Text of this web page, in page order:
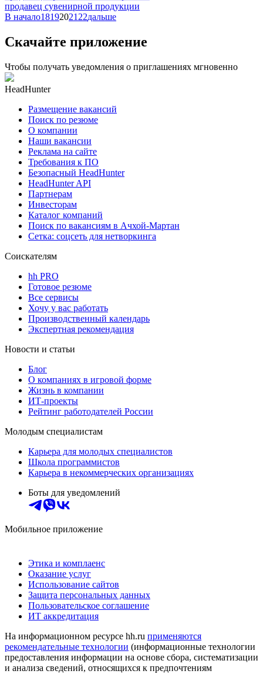
продавец сувенирной продукции
В начало18192021 22дальше
Скачайте приложение
Чтобы получать уведомления о приглашениях мгновенно
HeadHunter
Размещение вакансий
Поиск по резюме
О компании
Наши вакансии
Реклама на сайте
Требования к ПО
Безопасный HeadHunter
HeadHunter API
Партнерам
Инвесторам
Каталог компаний
Поиск по вакансиям в Ачхой-Мартан
Сетка: соцсеть для нетворкинга
Соискателям
hh PRO
Готовое резюме
Все сервисы
Хочу у вас работать
Производственный календарь
Экспертная рекомендация
Новости и статьи
Блог
О компаниях в игровой форме
Жизнь в компании
ИТ-проекты
Рейтинг работодателей России
Молодым специалистам
Карьера для молодых специалистов
Школа программистов
Карьера в некоммерческих организациях
Боты для уведомлений
Мобильное приложение
Этика и комплаенс
Оказание услуг
Использование сайтов
Защита персональных данных
Пользовательское соглашение
ИТ аккредитация
На информационном ресурсе hh.ru применяются
рекомендательные технологии (информационные технологии
предоставления информации на основе сбора, систематизации
и анализа сведений, относящихся к предпочтениям